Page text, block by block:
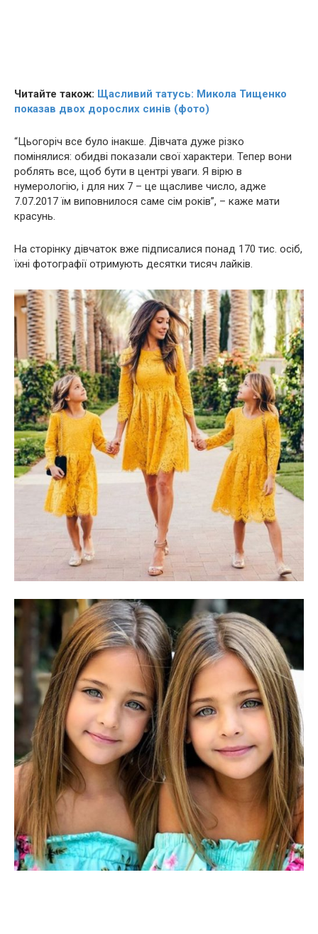
Читайте також: Щасливий татусь: Микола Тищенко
показав двох дорослих синів (фото)
“Цьогоріч все було інакше. Дівчата дуже різко
помінялися: обидві показали свої характери. Тепер вони
роблять все, щоб бути в центрі уваги. Я вірю в
нумерологію, і для них 7 – це щасливе число, адже
7.07.2017 їм виповнилося саме сім років”, – каже мати
красунь.
На сторінку дівчаток вже підписалися понад 170 тис. осіб,
їхні фотографії отримують десятки тисяч лайків.